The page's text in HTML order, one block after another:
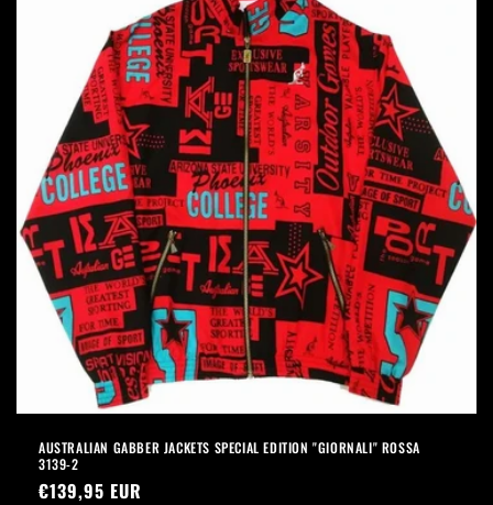
AUSTRALIAN GABBER JACKETS SPECIAL EDITION "GIORNALI" ROSSA
3139-2
Prezzo
€139,95 EUR